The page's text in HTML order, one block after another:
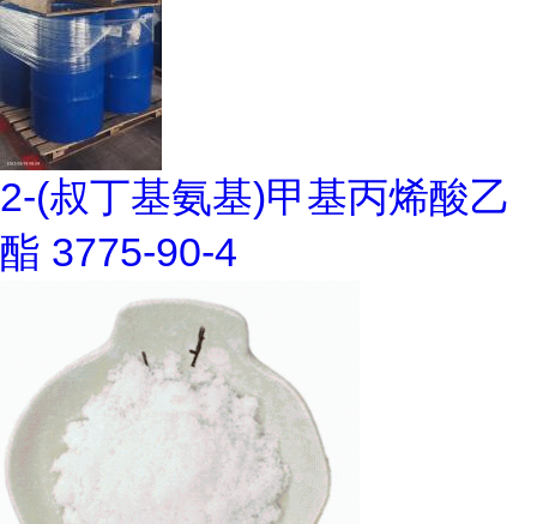
2-(叔丁基氨基)甲基丙烯酸乙
酯 3775-90-4